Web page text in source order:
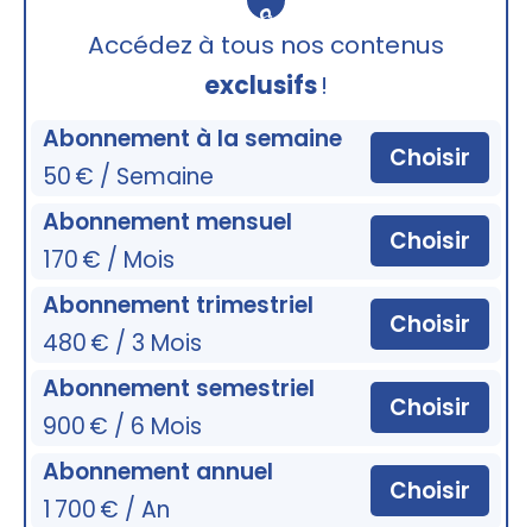
🔒
Accédez à tous nos contenus
exclusifs!
Abonnement à la semaine
50 € / Semaine
Choisir
Abonnement mensuel
170 € / Mois
Choisir
Abonnement trimestriel
480 € / 3 Mois
Choisir
Abonnement semestriel
900 € / 6 Mois
Choisir
Abonnement annuel
1 700 € / An
Choisir